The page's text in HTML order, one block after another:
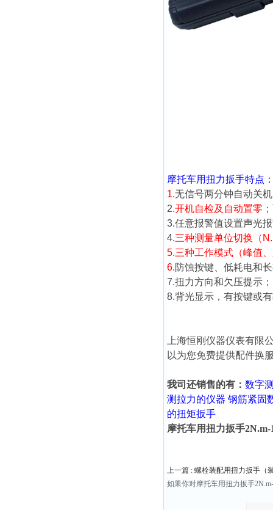
摩托车用扭力扳手特点
1.无信号两分钟自动关
2.开机自检及自动置零；
3.任意报警值设置声光
4.三种测量单位切换（
5.三种工作模式（峰值
6.防蚀按键、低耗电和
7.扭力方向和欠压提示；
8.背光显示，有按键或
上海恒刚仪器仪表有限
以为您免费提供配件换
我司还销售的有： 数字
测拉力的仪器 钢筋紧固
的扭矩扳手
摩托车用扭力扳手
上一篇 : 螺栓装配用扭力扳手（
如果你对摩托车用扭力扳手